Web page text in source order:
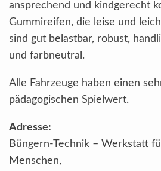
ansprechend und kindgerecht
Gummireifen, die leise und
sind gut belastbar, robust,
und farbneutral.
Alle Fahrzeuge haben einen
pädagogischen Spielwert.
Adresse:
Büngern-Technik – Werkstatt
Menschen,